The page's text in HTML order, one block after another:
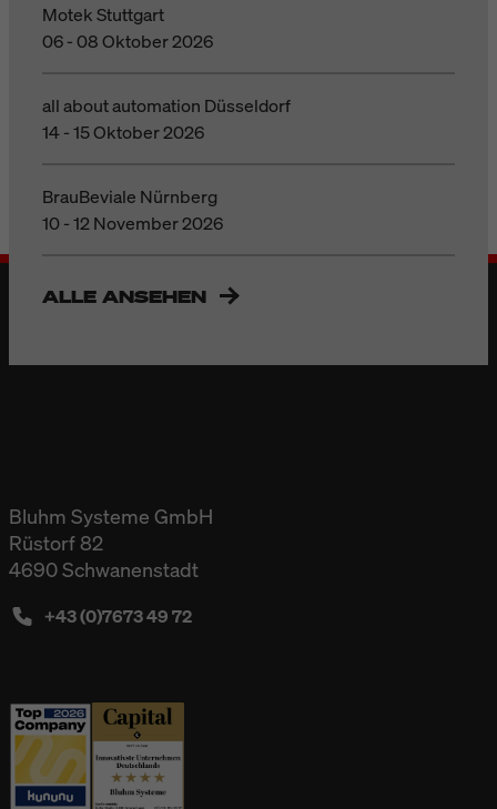
Motek Stuttgart
06 - 08 Oktober 2026
all about automation Düsseldorf
14 - 15 Oktober 2026
BrauBeviale Nürnberg
10 - 12 November 2026
ALLE ANSEHEN
Bluhm Systeme GmbH
Rüstorf 82
4690 Schwanenstadt
+43 (0)7673 49 72